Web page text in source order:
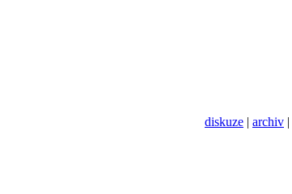
diskuze | archiv |